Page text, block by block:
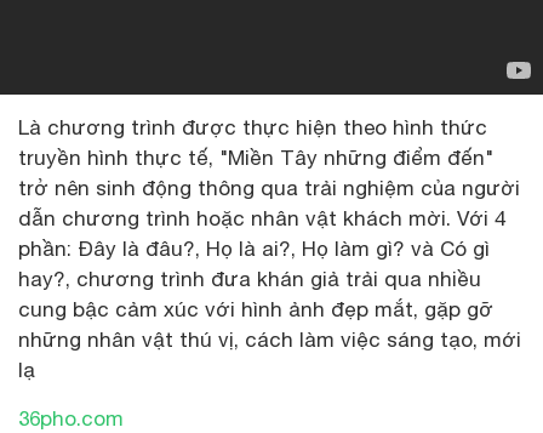
Là chương trình được thực hiện theo hình thức
truyền hình thực tế, "Miền Tây những điểm đến"
trở nên sinh động thông qua trải nghiệm của người
dẫn chương trình hoặc nhân vật khách mời. Với 4
phần: Đây là đâu?, Họ là ai?, Họ làm gì? và Có gì
hay?, chương trình đưa khán giả trải qua nhiều
cung bậc cảm xúc với hình ảnh đẹp mắt, gặp gỡ
những nhân vật thú vị, cách làm việc sáng tạo, mới
lạ
36pho.com